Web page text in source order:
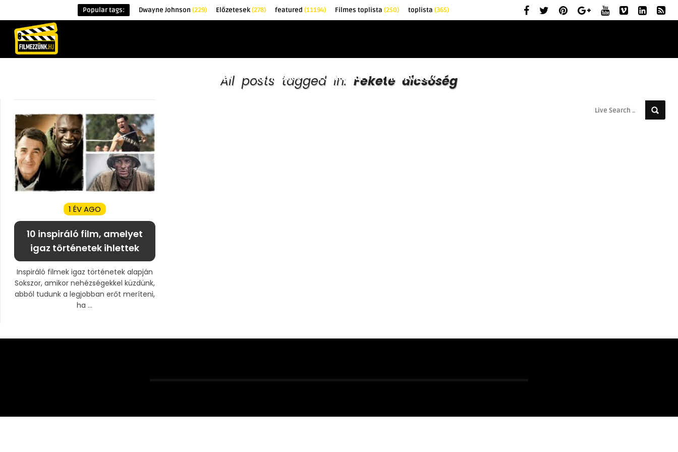
Popular tags: Dwayne Johnson (229) Előzetesek(278) featured (11194) Filmes toplista (250) toplista (365)
ÉRDEKESSÉGEK KRITIKÁK TOPLISTÁK FILMAJÁNLÓ
All posts tagged in: Fekete dicsőség
1 ÉV AGO
10 inspiráló film, amelyet
igaz történetek ihlettek
Inspiráló filmek igaz történetek alapján
Sokszor, amikor nehézségekkel küzdünk,
abból tudunk a legjobban erőt meríteni,
ha ...